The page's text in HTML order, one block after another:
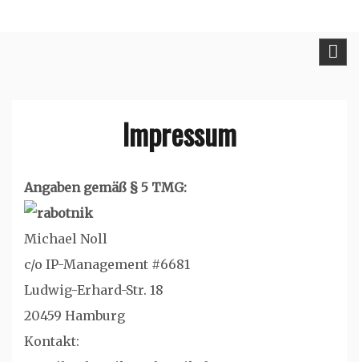
Impressum
Angaben gemäß § 5 TMG:
Michael Noll
c/o IP-Management #6681
Ludwig-Erhard-Str. 18
20459 Hamburg
Kontakt: